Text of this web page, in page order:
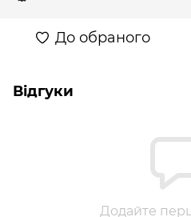
До обраного
Відгуки
Додайте